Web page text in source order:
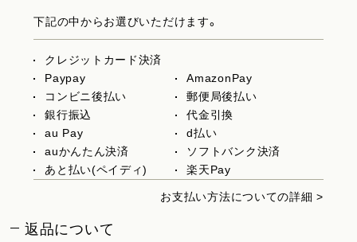
下記の中からお選びいただけます。
クレジットカード決済
Paypay
AmazonPay
コンビニ後払い
郵便局後払い
銀行振込
代金引換
au Pay
d払い
auかんたん決済
ソフトバンク決済
あと払い(ペイディ)
楽天Pay
お支払い方法についての詳細 >
返品について